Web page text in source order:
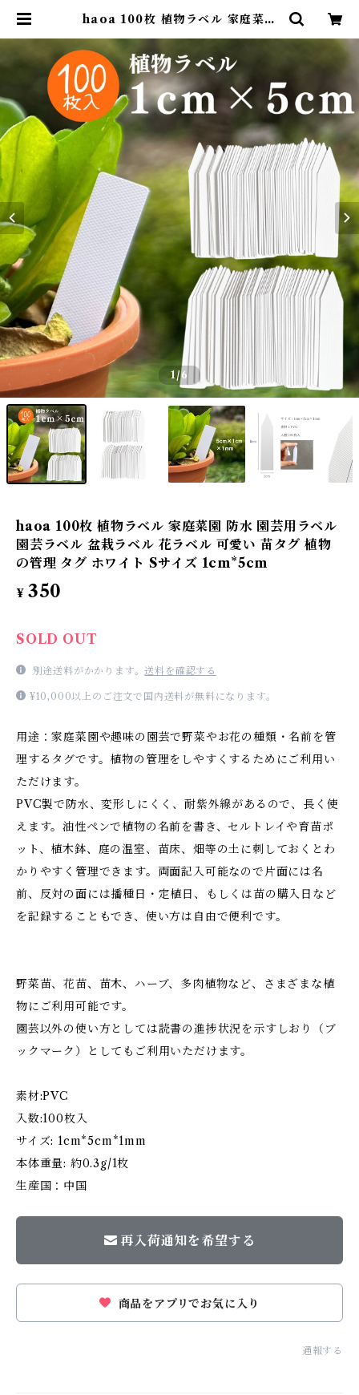
haoa 100枚 植物ラベル 家庭菜園
ラベル 花ラベル 可愛い 苗タグ 植物
の管理 タグ ホワイト Sサイズ 1cm
*5cm | コモンママ
1/6
haoa 100枚 植物ラベル 家庭菜園 防水 園芸用ラベル
園芸ラベル 盆栽ラベル 花ラベル 可愛い 苗タグ 植物
の管理 タグ ホワイト Sサイズ 1cm*5cm
¥ 350
SOLD OUT
別途送料がかかります。送料を確認する
¥10,000以上のご注文で国内送料が無料になります。
用途：家庭菜園や趣味の園芸で野菜やお花の種類・名前を管
理するタグです。植物の管理をしやすくするためにご利用い
ただけます。
PVC製で防水、変形しにくく、耐紫外線があるので、長く使
えます。油性ペンで植物の名前を書き、セルトレイや育苗ポ
ット、植木鉢、庭の温室、苗床、畑等の土に刺しておくとわ
かりやすく管理できます。両面記入可能なので片面には名
前、反対の面には播種日・定植日、もしくは苗の購入日など
を記録することもでき、使い方は自由で便利です。
野菜苗、花苗、苗木、ハーブ、多肉植物など、さまざまな植
物にご利用可能です。
園芸以外の使い方としては読書の進捗状況を示すしおり（ブ
ックマーク）としてもご利用いただけます。
素材:PVC
入数:100枚入
サイズ: 1cm*5cm*1mm
本体重量: 約0.3g/1枚
生産国：中国
再入荷通知を希望する
商品をアプリでお気に入り
通報する